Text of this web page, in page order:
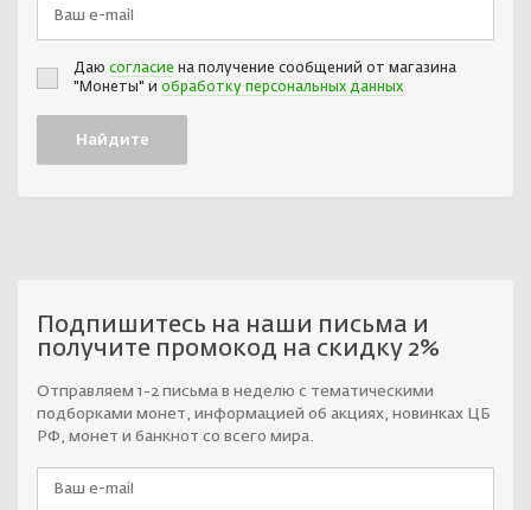
Даю согласие на получение сообщений от магазина
"Монеты" и обработку персональных данных
Подпишитесь на наши письма и
получите промокод на скидку 2%
Отправляем 1-2 письма в неделю с тематическими
подборками монет, информацией об акциях, новинках ЦБ
РФ, монет и банкнот со всего мира.